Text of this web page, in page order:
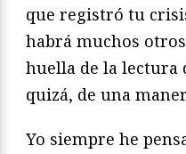
que registró tu
habrá muchos
huella de la lectura
quizá, de una
Yo siempre he